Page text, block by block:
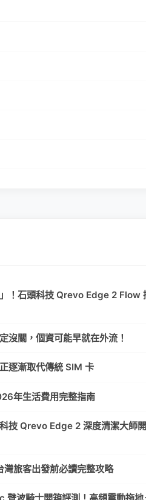
！石頭科技 Qrevo Edge 2 Flow
沒關，個資可能早就在外流！
逐漸取代傳統 SIM 卡
年生活費用完整指南
技 Qrevo Edge 2 深度清潔大師
旅客出發前必讀完整攻略